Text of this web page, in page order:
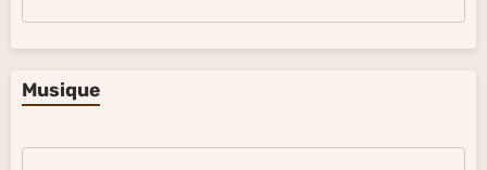
Musique